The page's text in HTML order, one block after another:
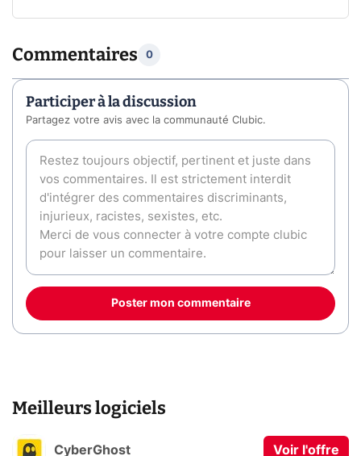
Commentaires 0
Participer à la discussion
Partagez votre avis avec la communauté Clubic.
Poster mon commentaire
Meilleurs logiciels
CyberGhost Voir l'offre